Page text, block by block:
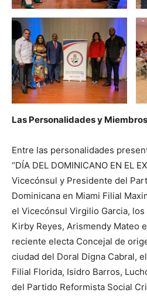
Las Personalidades y
Entre las personalidades
“DÍA DEL DOMINICANO EN EL
Vicecónsul y Presidente del
Dominicana en Miami Filial
el Vicecónsul Virgilio Garcia,
Kirby Reyes, Arismendy Mateo
reciente electa Concejal de
ciudad del Doral Digna Cabral,
Filial Florida, Isidro Barros,
del Partido Reformista Social